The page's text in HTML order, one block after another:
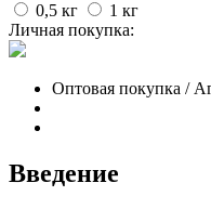
0,5 кг
1 кг
Личная покупка:
Оптовая покупка /
Введение